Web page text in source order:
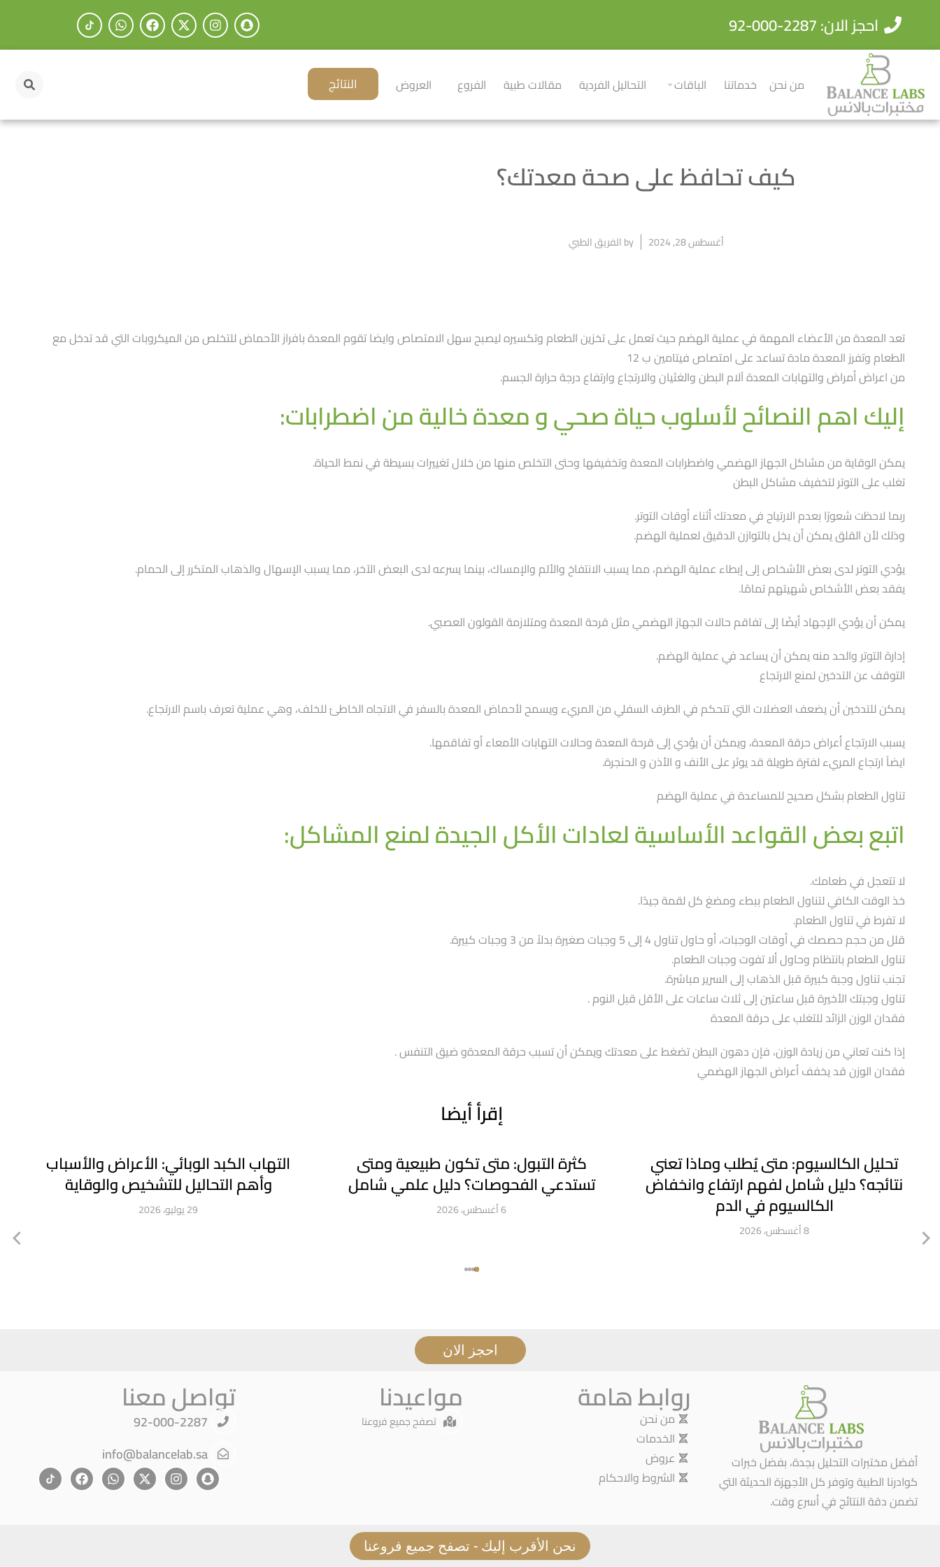
احجز الان: 2287-000-92
من نحن خدماتنا الباقات التحاليل الفردية مقالات طبية الفروع العروض النتائج
كيف تحافظ على صحة معدتك؟
أغسطس 28, 2024 byالفريق الطبي
تعد المعدة من الأعضاء المهمة في عملية الهضم حيث تعمل على تخزين الطعام وتكسيره ليصبح سهل الامتصاص وايضا تقوم المعدة بافراز الأحماض للتخلص من الميكروبات التي قد تدخل مع
الطعام وتفرز المعدة مادة تساعد على امتصاص فيتامين ب 12
من اعراض أمراض والتهابات المعدة آلام البطن والغثيان والارتجاع وارتفاع درجة حرارة الجسم.
إليك اهم النصائح لأسلوب حياة صحي و معدة خالية من اضطرابات:
يمكن الوقاية من مشاكل الجهاز الهضمي واضطرابات المعدة وتخفيفها وحتى التخلص منها من خلال تغييرات بسيطة في نمط الحياة.
تغلب على التوتر لتخفيف مشاكل البطن
ربما لاحظت شعورًا بعدم الارتياح في معدتك أثناء أوقات التوتر.
وذلك لأن القلق يمكن أن يخل بالتوازن الدقيق لعملية الهضم.
يؤدي التوتر لدى بعض الأشخاص إلى إبطاء عملية الهضم، مما يسبب الانتفاخ والألم والإمساك، بينما يسرعه لدى البعض الآخر، مما يسبب الإسهال والذهاب المتكرر إلى الحمام.
يفقد بعض الأشخاص شهيتهم تمامًا.
يمكن أن يؤدي الإجهاد أيضًا إلى تفاقم حالات الجهاز الهضمي مثل قرحة المعدة ومتلازمة القولون العصبي.
إدارة التوتر والحد منه يمكن أن يساعد في عملية الهضم.
التوقف عن التدخين لمنع الارتجاع
يمكن للتدخين أن يضعف العضلات التي تتحكم في الطرف السفلي من المريء ويسمح لأحماض المعدة بالسفر في الاتجاه الخاطئ للخلف، وهي عملية تعرف باسم الارتجاع.
يسبب الارتجاع أعراض حرقة المعدة، ويمكن أن يؤدي إلى قرحة المعدة وحالات التهابات الأمعاء أو تفاقمها.
ايضاً ارتجاع المريء لفترة طويلة قد يوثر على الأنف و الأذن و الحنجرة.
تناول الطعام بشكل صحيح للمساعدة في عملية الهضم
اتبع بعض القواعد الأساسية لعادات الأكل الجيدة لمنع المشاكل:
لا تتعجل في طعامك.
خذ الوقت الكافي لتناول الطعام ببطء ومضغ كل لقمة جيدًا.
لا تفرط في تناول الطعام.
قلل من حجم حصصك في أوقات الوجبات، أو حاول تناول 4 إلى 5 وجبات صغيرة بدلاً من 3 وجبات كبيرة.
تناول الطعام بانتظام وحاول ألا تفوت وجبات الطعام.
تجنب تناول وجبة كبيرة قبل الذهاب إلى السرير مباشرة.
تناول وجبتك الأخيرة قبل ساعتين إلى ثلاث ساعات على الأقل قبل النوم .
فقدان الوزن الزائد للتغلب على حرقة المعدة
إذا كنت تعاني من زيادة الوزن، فإن دهون البطن تضغط على معدتك ويمكن أن تسبب حرقة المعدةو ضيق التنفس .
فقدان الوزن قد يخفف أعراض الجهاز الهضمي
إقرأ أيضا
تحليل الكالسيوم: متى يُطلب وماذا تعني
نتائجه؟ دليل شامل لفهم ارتفاع وانخفاض
الكالسيوم في الدم
8 أغسطس، 2026
كثرة التبول: متى تكون طبيعية ومتى
تستدعي الفحوصات؟ دليل علمي شامل
6 أغسطس، 2026
التهاب الكبد الوبائي: الأعراض والأسباب
وأهم التحاليل للتشخيص والوقاية
29 يوليو، 2026
احجز الان
أفضل مختبرات التحليل بجدة، بفضل خبرات
كوادرنا الطبية وتوفر كل الأجهزة الحديثة التي
تضمن دقة النتائج في أسرع وقت.
روابط هامة
من نحن
الخدمات
عروض
الشروط والاحكام
مواعيدنا
تصفح جميع فروعنا
تواصل معنا
info@balancelab.sa
نحن الأقرب إليك - تصفح جميع فروعنا